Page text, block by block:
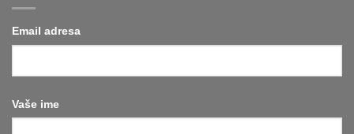
Email adresa
Vaše ime